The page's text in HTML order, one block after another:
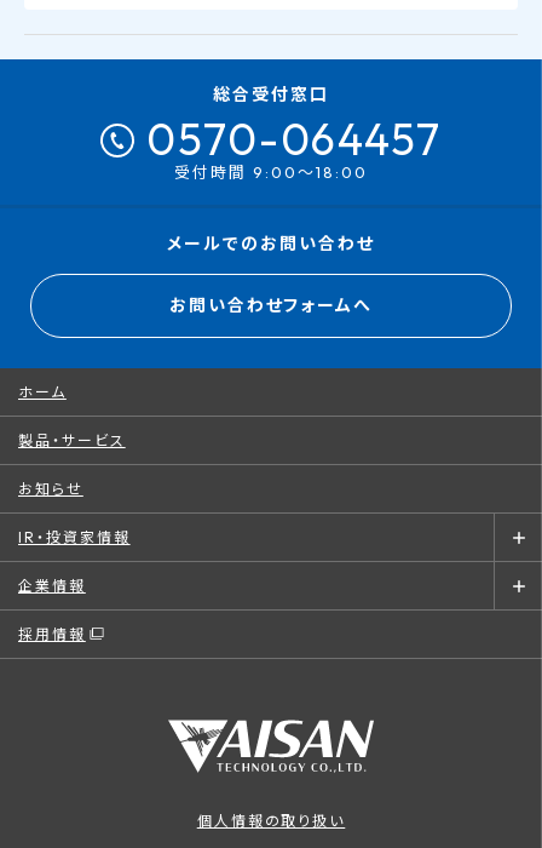
総合受付窓口
0570-064457
受付時間 9:00～18:00
メールでのお問い合わせ
お問い合わせフォームへ
ホーム
製品・サービス
お知らせ
IR・投資家情報
企業情報
採用情報
個人情報の取り扱い